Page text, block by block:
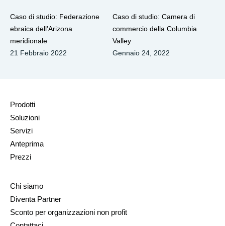
Caso di studio: Federazione
ebraica dell'Arizona
meridionale
21 Febbraio 2022
Caso di studio: Camera di
commercio della Columbia
Valley
Gennaio 24, 2022
Prodotti
Soluzioni
Servizi
Anteprima
Prezzi
Chi siamo
Diventa Partner
Sconto per organizzazioni non profit